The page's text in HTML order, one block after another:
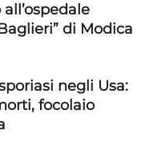
di Modica
negli Usa:
focolaio